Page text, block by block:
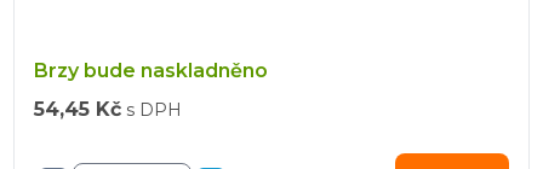
Brzy bude naskladněno
54,45 Kč s DPH